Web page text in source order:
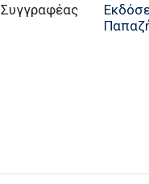
Συγγραφέας